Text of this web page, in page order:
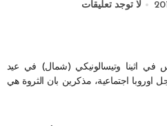
لا توجد تعليقات
اجتماعية، مذكرين بان الثروة هي